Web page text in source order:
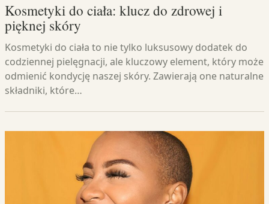
Kosmetyki do ciała: klucz do zdrowej i
pięknej skóry
Kosmetyki do ciała to nie tylko luksusowy dodatek do
codziennej pielęgnacji, ale kluczowy element, który może
odmienić kondycję naszej skóry. Zawierają one naturalne
składniki, które…